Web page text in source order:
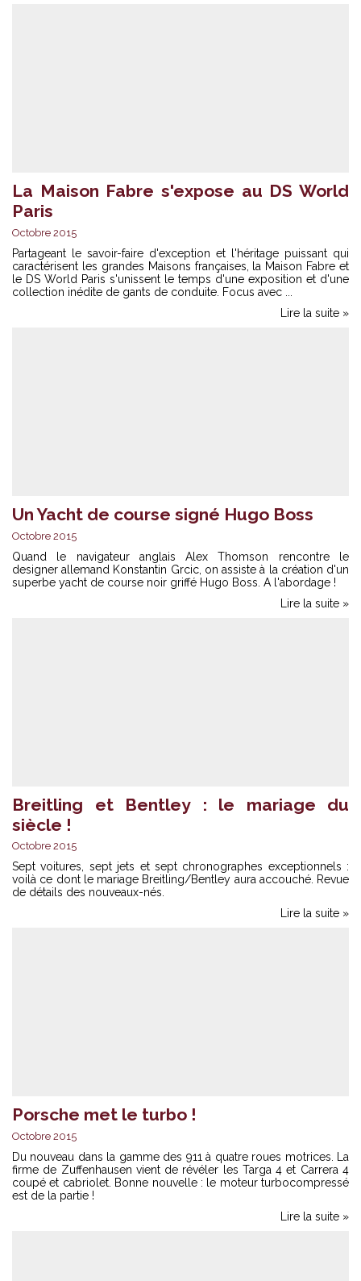
La Maison Fabre s'expose au DS World
Paris
Octobre 2015
Partageant le savoir-faire d'exception et l'héritage puissant qui
caractérisent les grandes Maisons françaises, la Maison Fabre et
le DS World Paris s'unissent le temps d'une exposition et d'une
collection inédite de gants de conduite. Focus avec ...
Lire la suite »
Un Yacht de course signé Hugo Boss
Octobre 2015
Quand le navigateur anglais Alex Thomson rencontre le
designer allemand Konstantin Grcic, on assiste à la création d'un
superbe yacht de course noir griffé Hugo Boss. A l'abordage !
Lire la suite »
Breitling et Bentley : le mariage du
siècle !
Octobre 2015
Sept voitures, sept jets et sept chronographes exceptionnels :
voilà ce dont le mariage Breitling/Bentley aura accouché. Revue
de détails des nouveaux-nés.
Lire la suite »
Porsche met le turbo !
Octobre 2015
Du nouveau dans la gamme des 911 à quatre roues motrices. La
firme de Zuffenhausen vient de révéler les Targa 4 et Carrera 4
coupé et cabriolet. Bonne nouvelle : le moteur turbocompressé
est de la partie !
Lire la suite »